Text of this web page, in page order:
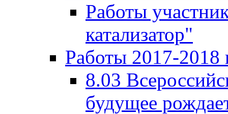
Работы
катализатор"
Работы 2017-2018
8.03
будущее